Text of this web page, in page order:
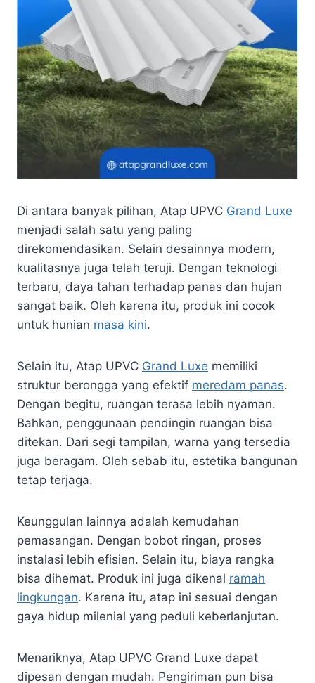
Di antara banyak pilihan, Atap UPVC Grand Luxe
menjadi salah satu yang paling
direkomendasikan. Selain desainnya modern,
kualitasnya juga telah teruji. Dengan teknologi
terbaru, daya tahan terhadap panas dan hujan
sangat baik. Oleh karena itu, produk ini cocok
untuk hunian masa kini.
Selain itu, Atap UPVC Grand Luxe memiliki
struktur berongga yang efektif meredam panas.
Dengan begitu, ruangan terasa lebih nyaman.
Bahkan, penggunaan pendingin ruangan bisa
ditekan. Dari segi tampilan, warna yang tersedia
juga beragam. Oleh sebab itu, estetika bangunan
tetap terjaga.
Keunggulan lainnya adalah kemudahan
pemasangan. Dengan bobot ringan, proses
instalasi lebih efisien. Selain itu, biaya rangka
bisa dihemat. Produk ini juga dikenal ramah
lingkungan. Karena itu, atap ini sesuai dengan
gaya hidup milenial yang peduli keberlanjutan.
Menariknya, Atap UPVC Grand Luxe dapat
dipesan dengan mudah. Pengiriman pun bisa